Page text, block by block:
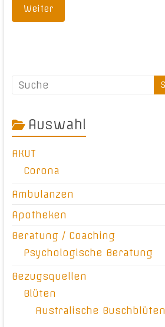
Weiter
Auswahl
AKUT
Corona
Ambulanzen
Apotheken
Beratung / Coaching
Psychologische Beratung
Bezugsquellen
Blüten
Australische Buschblüten